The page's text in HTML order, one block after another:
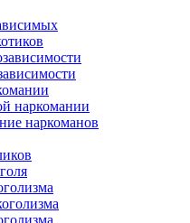
наркомании
наркоманов